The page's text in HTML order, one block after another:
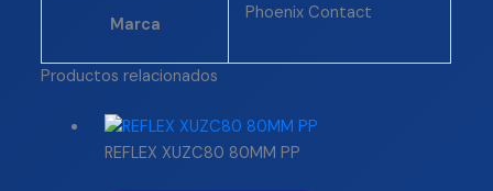
Marca
Phoenix Contact
Productos relacionados
REFLEX XUZC80 80MM PP